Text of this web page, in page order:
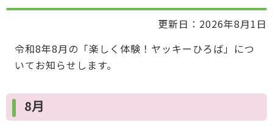
こ
更新日：2026年8月1日
令和8年8月の「楽しく体験！ヤッキーひろば」につ
いてお知らせします。
8月